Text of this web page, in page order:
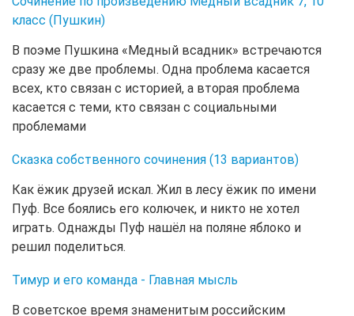
класс (Пушкин)
В поэме Пушкина «Медный всадник» встречаются
сразу же две проблемы. Одна проблема касается
всех, кто связан с историей, а вторая проблема
касается с теми, кто связан с социальными
проблемами
Сказка собственного сочинения (13 вариантов)
Как ёжик друзей искал. Жил в лесу ёжик по имени
Пуф. Все боялись его колючек, и никто не хотел
играть. Однажды Пуф нашёл на поляне яблоко и
решил поделиться.
Тимур и его команда - Главная мысль
В советское время знаменитым российским